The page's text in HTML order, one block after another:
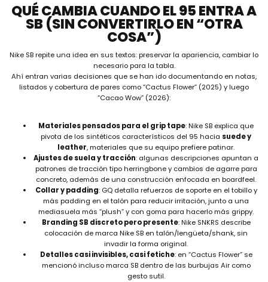
QUÉ CAMBIA CUANDO EL 95 ENTRA A
SB (SIN CONVERTIRLO EN “OTRA
COSA”)
Nike SB repite una idea en sus textos: preservar la apariencia, cambiar lo
necesario para la tabla.
Ahí entran varias decisiones que se han ido documentando en notas,
listados y cobertura de pares como “Cactus Flower” (2025) y luego
“Cacao Wow” (2026):
Materiales pensados para el grip tape: Nike SB explica que
pivota de los sintéticos característicos del 95 hacia suede y
leather, materiales que su equipo prefiere patinar.
Ajustes de suela y tracción: algunas descripciones apuntan a
patrones de tracción tipo herringbone y cambios de agarre para
concreto, además de una construcción enfocada en boardfeel.
Collar y padding: GQ detalla refuerzos de soporte en el tobillo y
más padding en el talón para reducir irritación, junto a una
mediasuela más “plush” y con goma para hacerlo más grippy.
Branding SB discreto pero presente: Nike SNKRS describe
colocación de marca Nike SB en talón/lengüeta/shank, sin
invadir la forma original.
Detalles casi invisibles, casi fetiche: en “Cactus Flower” se
mencionó incluso marca SB dentro de las burbujas Air como
gesto sutil.